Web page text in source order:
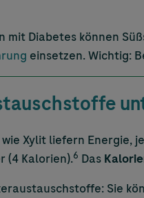
mit Diabetes können
einsetzen. Wichtig:
wie Xylit liefern Energie,
(4 Kalorien).6 Das
Sie